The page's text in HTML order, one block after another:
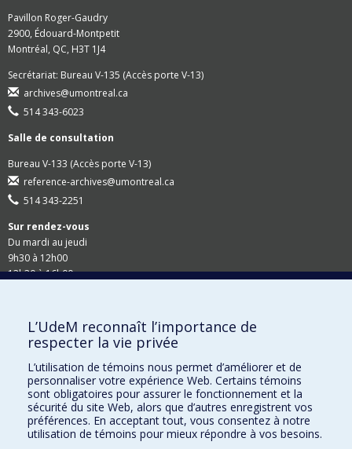
Pavillon Roger-Gaudry
2900, Édouard-Montpetit
Montréal, QC, H3T 1J4
Secrétariat: Bureau V-135 (Accès porte V-13)
archives@umontreal.ca
514 343-6023
Salle de consultation
Bureau V-133 (Accès porte V-13)
reference-archives@umontreal.ca
514 343-2251
Sur rendez-vous
Du mardi au jeudi
9h30 à 12h00
13h30 à 16h00
Site Web du Secrétariat général
Accessibilité
Demandes en ligne
Demande de rappel
L’UdeM reconnaît l’importance de
respecter la vie privée
L’utilisation de témoins nous permet d’améliorer et de
personnaliser votre expérience Web. Certains témoins
sont obligatoires pour assurer le fonctionnement et la
sécurité du site Web, alors que d’autres enregistrent vos
préférences. En acceptant tout, vous consentez à notre
utilisation de témoins pour mieux répondre à vos besoins.